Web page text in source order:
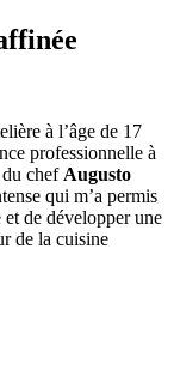
à l’âge de 17
professionnelle à
chef Augusto
qui m’a permis
de développer une
de la cuisine